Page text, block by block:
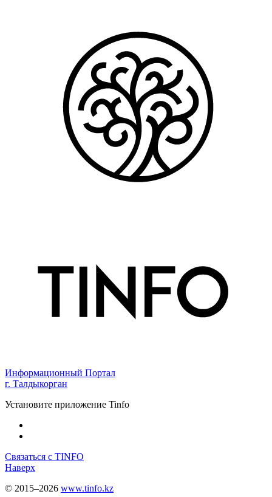
Информационный Портал
г. Талдыкорган
Установите приложение Tinfo
Связаться с TINFO
Наверх
© 2015–2026 www.tinfo.kz